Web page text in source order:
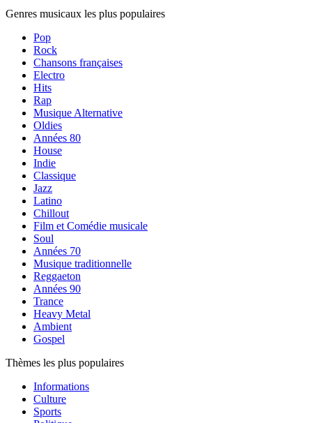
Genres musicaux les plus populaires
Pop
Rock
Chansons françaises
Electro
Hits
Rap
Musique Alternative
Oldies
Années 80
House
Indie
Classique
Jazz
Latino
Chillout
Film et Comédie musicale
Soul
Années 70
Musique traditionnelle
Reggaeton
Années 90
Trance
Heavy Metal
Ambient
Gospel
Thèmes les plus populaires
Informations
Culture
Sports